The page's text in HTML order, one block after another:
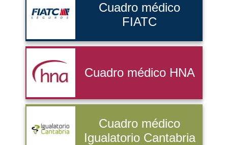
Cuadro médico
FIATC
Cuadro médico HNA
Cuadro médico
Igualatorio Cantabria